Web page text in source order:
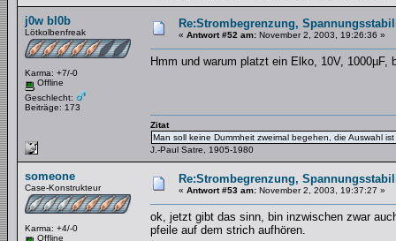
j0w bl0b
Lötkolbenfreak
Karma: +7/-0
Offline
Geschlecht:
Beiträge: 173
Re:Strombegrenzung,
« Antwort #52 am: November 2, 2003, 19:26:36 »
Hmm und warum platzt ein Elko, 10V,
Zitat
Man soll keine Dummheit zweimal begehen, die Auswahl
J.-Paul Satre, 1905-1980
someone
Case-Konstrukteur
Karma: +4/-0
Offline
Re:Strombegrenzung,
« Antwort #53 am: November 2, 2003, 19:37:27 »
ok, jetzt gibt das sinn, bin inzwischen zwar
pfeile auf dem strich aufhören.